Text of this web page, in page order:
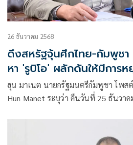
26 ธันวาคม 2568
ดึงสหรัฐจุ้นศึกไทย-กัมพูชา
หา 'รูบิโอ' ผลักดันให้มี
ฮุน มาเนต นายกรัฐมนตรีกัมพูชา โพส
Hun Manet ระบุว่า คืนวันที่ 25 ธันวาคม 2025 ผมได้อภิปราย